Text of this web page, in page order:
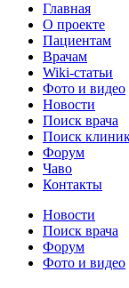
Главная
О проекте
Пациентам
Врачам
Wiki-статьи
Фото и видео
Новости
Поиск врача
Поиск
Форум
Чаво
Контакты
Новости
Поиск врача
Форум
Фото и видео